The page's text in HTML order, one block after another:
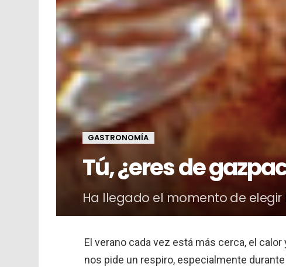
GASTRONOMÍA
Tú, ¿eres de
Ha llegado el momento de
El verano cada vez está más cerca, el
nos pide un respiro, especialmente